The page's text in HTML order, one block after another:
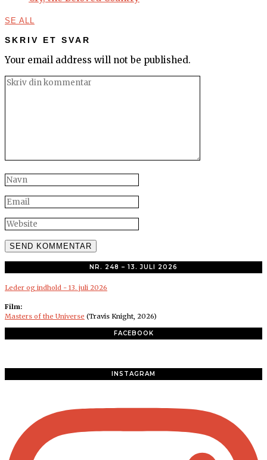
SE ALL
SKRIV ET SVAR
Your email address will not be published.
NR. 248 – 13. JULI 2026
Leder og indhold - 13. juli 2026
Film:
Masters of the Universe (Travis Knight, 2026)
FACEBOOK
INSTAGRAM